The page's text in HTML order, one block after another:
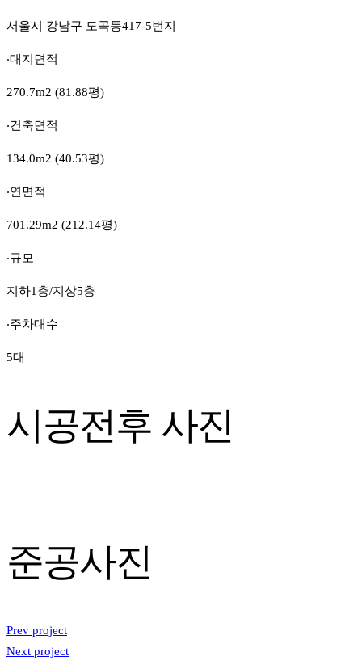
서울시 강남구 도곡동417-5번지
‧대지면적
270.7m2 (81.88평)
‧건축면적
134.0m2 (40.53평)
‧연면적
701.29m2 (212.14평)
‧규모
지하1층/지상5층
‧주차대수
5대
시공전후 사진
준공사진
Prev project
Next project